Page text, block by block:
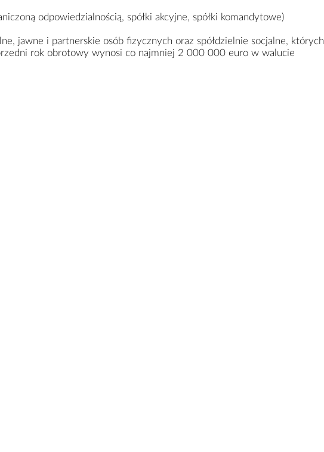
odpowiedzialnością, spółki akcyjne, spółki komandytowe)
jawne i partnerskie osób fizycznych oraz spółdzielnie socjalne, których
rok obrotowy wynosi co najmniej 2 000 000 euro w walucie